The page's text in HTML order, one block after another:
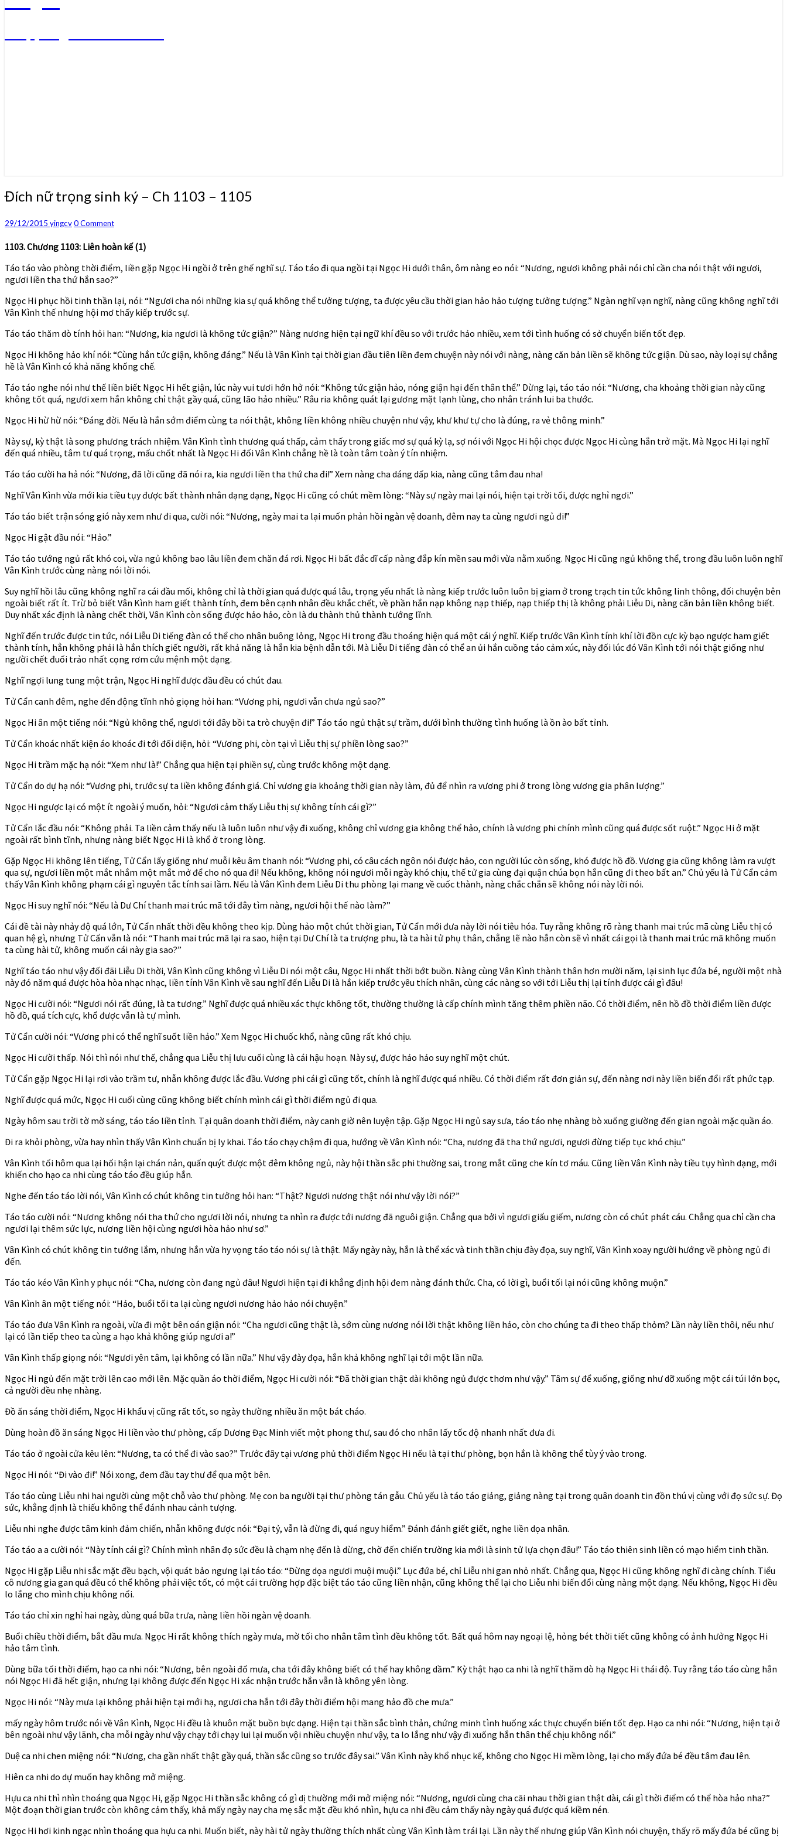
Đích
nữ
sinh
–
Ch
1103
–
1105
Đích nữ trọng sinh ký – Ch 1103 – 1105
29/12/2015 yingcvComments
0 Comment
1103. Chương 1103: Liên hoàn kế (1)
Táo táo vào phòng thời điểm, liền gặp Ngọc Hi ngồi ở trên ghế nghĩ sự. Táo táo đi qua ngồi tại Ngọc Hi dưới thân, ôm nàng eo nói: “Nương, ngươi không phải nói chỉ cần cha nói thật với ngươi,
ngươi liền tha thứ hắn sao?”
Ngọc Hi phục hồi tinh thần lại, nói: “Ngươi cha nói những kia sự quá không thể tưởng tượng, ta được yêu cầu thời gian hảo hảo tượng tưởng tượng.” Ngàn nghĩ vạn nghĩ, nàng cũng không nghĩ tới
Vân Kình thế nhưng hội mơ thấy kiếp trước sự.
Táo táo thăm dò tính hỏi han: “Nương, kia ngươi là không tức giận?” Nàng nương hiện tại ngữ khí đều so với trước hảo nhiều, xem tới tình huống có sở chuyển biến tốt đẹp.
Ngọc Hi không hảo khí nói: “Cùng hắn tức giận, không đáng.” Nếu là Vân Kình tại thời gian đầu tiên liền đem chuyện này nói với nàng, nàng căn bản liền sẽ không tức giận. Dù sao, này loại sự chẳng
hề là Vân Kình có khả năng khống chế.
Táo táo nghe nói như thế liền biết Ngọc Hi hết giận, lúc này vui tươi hớn hở nói: “Không tức giận hảo, nóng giận hại đến thân thể.” Dừng lại, táo táo nói: “Nương, cha khoảng thời gian này cũng
không tốt quá, ngươi xem hắn không chỉ thật gầy quá, cũng lão hảo nhiều.” Râu ria không quát lại gương mặt lạnh lùng, cho nhân tránh lui ba thước.
Ngọc Hi hừ hừ nói: “Đáng đời. Nếu là hắn sớm điểm cùng ta nói thật, không liền không nhiều chuyện như vậy, khư khư tự cho là đúng, ra vẻ thông minh.”
Này sự, kỳ thật là song phương trách nhiệm. Vân Kình tình thương quá thấp, cảm thấy trong giấc mơ sự quá kỳ lạ, sợ nói với Ngọc Hi hội chọc được Ngọc Hi cùng hắn trở mặt. Mà Ngọc Hi lại nghĩ
đến quá nhiều, tâm tư quá trọng, mấu chốt nhất là Ngọc Hi đối Vân Kình chẳng hề là toàn tâm toàn ý tín nhiệm.
Táo táo cười ha hả nói: “Nương, đã lời cũng đã nói ra, kia ngươi liền tha thứ cha đi!” Xem nàng cha dáng dấp kia, nàng cũng tâm đau nha!
Nghĩ Vân Kình vừa mới kia tiều tụy được bất thành nhân dạng dạng, Ngọc Hi cũng có chút mềm lòng: “Này sự ngày mai lại nói, hiện tại trời tối, được nghỉ ngơi.”
Táo táo biết trận sóng gió này xem như đi qua, cười nói: “Nương, ngày mai ta lại muốn phản hồi ngàn vệ doanh, đêm nay ta cùng ngươi ngủ đi!”
Ngọc Hi gật đầu nói: “Hảo.”
Táo táo tướng ngủ rất khó coi, vừa ngủ không bao lâu liền đem chăn đá rơi. Ngọc Hi bất đắc dĩ cấp nàng đắp kín mền sau mới vừa nằm xuống. Ngọc Hi cũng ngủ không thể, trong đầu luôn luôn nghĩ
Vân Kình trước cùng nàng nói lời nói.
Suy nghĩ hồi lâu cũng không nghĩ ra cái đầu mối, không chỉ là thời gian quá được quá lâu, trọng yếu nhất là nàng kiếp trước luôn luôn bị giam ở trong trạch tin tức không linh thông, đối chuyện bên
ngoài biết rất ít. Trừ bỏ biết Vân Kình ham giết thành tính, đem bên cạnh nhân đều khắc chết, về phần hắn nạp không nạp thiếp, nạp thiếp thị là không phải Liễu Di, nàng căn bản liền không biết.
Duy nhất xác định là nàng chết thời, Vân Kình còn sống được hảo hảo, còn là du thành thủ thành tướng lĩnh.
Nghĩ đến trước được tin tức, nói Liễu Di tiếng đàn có thể cho nhân buông lỏng, Ngọc Hi trong đầu thoáng hiện quá một cái ý nghĩ. Kiếp trước Vân Kình tính khí lời đồn cực kỳ bạo ngược ham giết
thành tính, hẳn không phải là hắn thích giết người, rất khả năng là hắn kia bệnh dẫn tới. Mà Liễu Di tiếng đàn có thể an ủi hắn cuồng táo cảm xúc, này đối lúc đó Vân Kình tới nói thật giống như
người chết đuối trảo nhất cọng rơm cứu mệnh một dạng.
Nghĩ ngợi lung tung một trận, Ngọc Hi nghĩ được đầu đều có chút đau.
Tử Cẩn canh đêm, nghe đến động tĩnh nhỏ giọng hỏi han: “Vương phi, ngươi vẫn chưa ngủ sao?”
Ngọc Hi ân một tiếng nói: “Ngủ không thể, ngươi tới đây bồi ta trò chuyện đi!” Táo táo ngủ thật sự trầm, dưới bình thường tình huống là ồn ào bất tỉnh.
Tử Cẩn khoác nhất kiện áo khoác đi tới đối diện, hỏi: “Vương phi, còn tại vì Liễu thị sự phiền lòng sao?”
Ngọc Hi trầm mặc hạ nói: “Xem như là!” Chẳng qua hiện tại phiền sự, cùng trước không một dạng.
Tử Cẩn do dự hạ nói: “Vương phi, trước sự ta liền không đánh giá. Chỉ vương gia khoảng thời gian này làm, đủ để nhìn ra vương phi ở trong lòng vương gia phân lượng.”
Ngọc Hi ngược lại có một ít ngoài ý muốn, hỏi: “Ngươi cảm thấy Liễu thị sự không tính cái gì?”
Tử Cẩn lắc đầu nói: “Không phải. Ta liền cảm thấy nếu là luôn luôn như vậy đi xuống, không chỉ vương gia không thể hảo, chính là vương phi chính mình cũng quá được sốt ruột.” Ngọc Hi ở mặt
ngoài rất bình tĩnh, nhưng nàng biết Ngọc Hi là khổ ở trong lòng.
Gặp Ngọc Hi không lên tiếng, Tử Cẩn lấy giống như muỗi kêu âm thanh nói: “Vương phi, có câu cách ngôn nói được hảo, con người lúc còn sống, khó được hồ đồ. Vương gia cũng không làm ra vượt
qua sự, ngươi liền một mắt nhắm một mắt mở để cho nó qua đi! Nếu không, không nói ngươi mỗi ngày khó chịu, thế tử gia cùng đại quận chúa bọn hắn cũng đi theo bất an.” Chủ yếu là Tử Cẩn cảm
thấy Vân Kình không phạm cái gì nguyên tắc tính sai lầm. Nếu là Vân Kình đem Liễu Di thu phòng lại mang về cuốc thành, nàng chắc chắn sẽ không nói này lời nói.
Ngọc Hi suy nghĩ nói: “Nếu là Dư Chí thanh mai trúc mã tới đây tìm nàng, ngươi hội thế nào làm?”
Cái đề tài này nhảy độ quá lớn, Tử Cẩn nhất thời đều không theo kịp. Dùng hảo một chút thời gian, Tử Cẩn mới đưa này lời nói tiêu hóa. Tuy rằng không rõ ràng thanh mai trúc mã cùng Liễu thị có
quan hệ gì, nhưng Tử Cẩn vẫn là nói: “Thanh mai trúc mã lại ra sao, hiện tại Dư Chí là ta trượng phu, là ta hài tử phụ thân, chẳng lẽ nào hắn còn sẽ vì nhất cái gọi là thanh mai trúc mã không muốn
ta cùng hài tử, không muốn cái này gia sao?”
Nghĩ táo táo như vậy đối đãi Liễu Di thời, Vân Kình cũng không vì Liễu Di nói một câu, Ngọc Hi nhất thời bớt buồn. Nàng cùng Vân Kình thành thân hơn mười năm, lại sinh lục đứa bé, người một nhà
này đó năm quá được hòa hòa nhạc nhạc, liền tính Vân Kình về sau nghĩ đến Liễu Di là hắn kiếp trước yêu thích nhân, cùng các nàng so với tới Liễu thị lại tính được cái gì đâu!
Ngọc Hi cười nói: “Ngươi nói rất đúng, là ta tương.” Nghĩ được quá nhiều xác thực không tốt, thường thường là cấp chính mình tăng thêm phiền não. Có thời điểm, nên hồ đồ thời điểm liền được
hồ đồ, quá tích cực, khổ được vẫn là tự mình.
Tử Cẩn cười nói: “Vương phi có thể nghĩ suốt liền hảo.” Xem Ngọc Hi chuốc khổ, nàng cũng rất khó chịu.
Ngọc Hi cười thấp. Nói thì nói như thế, chẳng qua Liễu thị lưu cuối cùng là cái hậu hoạn. Này sự, được hảo hảo suy nghĩ một chút.
Tử Cẩn gặp Ngọc Hi lại rơi vào trầm tư, nhẫn không được lắc đầu. Vương phi cái gì cũng tốt, chính là nghĩ được quá nhiều. Có thời điểm rất đơn giản sự, đến nàng nơi này liền biến đổi rất phức tạp.
Nghĩ được quá mức, Ngọc Hi cuối cùng cũng không biết chính mình cái gì thời điểm ngủ đi qua.
Ngày hôm sau trời tờ mờ sáng, táo táo liền tỉnh. Tại quân doanh thời điểm, này canh giờ nên luyện tập. Gặp Ngọc Hi ngủ say sưa, táo táo nhẹ nhàng bò xuống giường đến gian ngoài mặc quần áo.
Đi ra khỏi phòng, vừa hay nhìn thấy Vân Kình chuẩn bị ly khai. Táo táo chạy chậm đi qua, hướng về Vân Kình nói: “Cha, nương đã tha thứ ngươi, ngươi đừng tiếp tục khó chịu.”
Vân Kình tối hôm qua lại hối hận lại chán nản, quấn quýt được một đêm không ngủ, này hội thần sắc phi thường sai, trong mắt cũng che kín tơ máu. Cũng liền Vân Kình này tiều tụy hình dạng, mới
khiến cho hạo ca nhi cùng táo táo đều giúp hắn.
Nghe đến táo táo lời nói, Vân Kình có chút không tin tưởng hỏi han: “Thật? Ngươi nương thật nói như vậy lời nói?”
Táo táo cười nói: “Nương không nói tha thứ cho ngươi lời nói, nhưng ta nhìn ra được tới nương đã nguôi giận. Chẳng qua bởi vì ngươi giấu giếm, nương còn có chút phát cáu. Chẳng qua chỉ cần cha
ngươi lại thêm sức lực, nương liền hội cùng ngươi hòa hảo như sơ.”
Vân Kình có chút không tin tưởng lắm, nhưng hắn vừa hy vọng táo táo nói sự là thật. Mấy ngày này, hắn là thể xác và tinh thần chịu đày đọa, suy nghĩ, Vân Kình xoay người hướng về phòng ngủ đi
đến.
Táo táo kéo Vân Kình y phục nói: “Cha, nương còn đang ngủ đâu! Ngươi hiện tại đi khẳng định hội đem nàng đánh thức. Cha, có lời gì, buổi tối lại nói cũng không muộn.”
Vân Kình ân một tiếng nói: “Hảo, buổi tối ta lại cùng ngươi nương hảo hảo nói chuyện.”
Táo táo đưa Vân Kình ra ngoài, vừa đi một bên oán giận nói: “Cha ngươi cũng thật là, sớm cùng nương nói lời thật không liền hảo, còn cho chúng ta đi theo thấp thỏm? Lần này liền thôi, nếu như
lại có lần tiếp theo ta cùng a hạo khả không giúp ngươi a!”
Vân Kình thấp giọng nói: “Ngươi yên tâm, lại không có lần nữa.” Như vậy đày đọa, hắn khả không nghĩ lại tới một lần nữa.
Ngọc Hi ngủ đến mặt trời lên cao mới lên. Mặc quần áo thời điểm, Ngọc Hi cười nói: “Đã thời gian thật dài không ngủ được thơm như vậy.” Tâm sự để xuống, giống như dỡ xuống một cái túi lớn bọc,
cả người đều nhẹ nhàng.
Đồ ăn sáng thời điểm, Ngọc Hi khẩu vị cũng rất tốt, so ngày thường nhiều ăn một bát cháo.
Dùng hoàn đồ ăn sáng Ngọc Hi liền vào thư phòng, cấp Dương Đạc Minh viết một phong thư, sau đó cho nhân lấy tốc độ nhanh nhất đưa đi.
Táo táo ở ngoài cửa kêu lên: “Nương, ta có thể đi vào sao?” Trước đây tại vương phủ thời điểm Ngọc Hi nếu là tại thư phòng, bọn hắn là không thể tùy ý vào trong.
Ngọc Hi nói: “Đi vào đi!” Nói xong, đem đầu tay thư để qua một bên.
Táo táo cùng Liễu nhi hai người cùng một chỗ vào thư phòng. Mẹ con ba người tại thư phòng tán gẫu. Chủ yếu là táo táo giảng, giảng nàng tại trong quân doanh tin đồn thú vị cùng với đọ sức sự. Đọ
sức, khẳng định là thiếu không thể đánh nhau cảnh tượng.
Liễu nhi nghe được tâm kinh đảm chiến, nhẫn không được nói: “Đại tỷ, vẫn là đừng đi, quá nguy hiểm.” Đánh đánh giết giết, nghe liền dọa nhân.
Táo táo a a cười nói: “Này tính cái gì? Chính mình nhân đọ sức đều là chạm nhẹ đến là dừng, chờ đến chiến trường kia mới là sinh tử lựa chọn đâu!” Táo táo thiên sinh liền có mạo hiểm tinh thần.
Ngọc Hi gặp Liễu nhi sắc mặt đều bạch, vội quát bảo ngưng lại táo táo: “Đừng dọa ngươi muội muội.” Lục đứa bé, chỉ Liễu nhi gan nhỏ nhất. Chẳng qua, Ngọc Hi cũng không nghĩ đi càng chính. Tiểu
cô nương gia gan quá đều có thể không phải việc tốt, có một cái trường hợp đặc biệt táo táo cũng liền nhận, cũng không thể lại cho Liễu nhi biến đổi cùng nàng một dạng. Nếu không, Ngọc Hi đều
lo lắng cho mình chịu không nổi.
Táo táo chỉ xin nghỉ hai ngày, dùng quá bữa trưa, nàng liền hồi ngàn vệ doanh.
Buổi chiều thời điểm, bắt đầu mưa. Ngọc Hi rất không thích ngày mưa, mờ tối cho nhân tâm tình đều không tốt. Bất quá hôm nay ngoại lệ, hỏng bét thời tiết cũng không có ảnh hưởng Ngọc Hi
hảo tâm tình.
Dùng bữa tối thời điểm, hạo ca nhi nói: “Nương, bên ngoài đổ mưa, cha tới đây không biết có thể hay không dầm.” Kỳ thật hạo ca nhi là nghĩ thăm dò hạ Ngọc Hi thái độ. Tuy rằng táo táo cùng hắn
nói Ngọc Hi đã hết giận, nhưng lại không được đến Ngọc Hi xác nhận trước hắn vẫn là không yên lòng.
Ngọc Hi nói: “Này mưa lại không phải hiện tại mới hạ, ngươi cha hắn tới đây thời điểm hội mang hảo đồ che mưa.”
mấy ngày hôm trước nói về Vân Kình, Ngọc Hi đều là khuôn mặt buồn bực dạng. Hiện tại thần sắc bình thản, chứng minh tình huống xác thực chuyển biến tốt đẹp. Hạo ca nhi nói: “Nương, hiện tại ở
bên ngoài như vậy lãnh, cha mỗi ngày như vậy chạy tới chạy lui lại muốn vội nhiều chuyện như vậy, ta lo lắng như vậy đi xuống hắn thân thể chịu không nổi.”
Duệ ca nhi chen miệng nói: “Nương, cha gần nhất thật gầy quá, thần sắc cũng so trước đây sai.” Vân Kình này khổ nhục kế, không cho Ngọc Hi mềm lòng, lại cho mấy đứa bé đều tâm đau lên.
Hiên ca nhi do dự muốn hay không mở miệng.
Hựu ca nhi thì nhìn thoáng qua Ngọc Hi, gặp Ngọc Hi thần sắc không có gì dị thường mới mở miệng nói: “Nương, ngươi cùng cha cãi nhau thời gian thật dài, cái gì thời điểm có thể hòa hảo nha?”
Một đoạn thời gian trước còn không cảm thấy, khả mấy ngày nay cha mẹ sắc mặt đều khó nhìn, hựu ca nhi đều cảm thấy này ngày quá được quá kiềm nén.
Ngọc Hi hơi kinh ngạc nhìn thoáng qua hựu ca nhi. Muốn biết, này hài tử ngày thường thích nhất cùng Vân Kình làm trái lại. Lần này thế nhưng giúp Vân Kình nói chuyện, thấy rõ mấy đứa bé cũng bị